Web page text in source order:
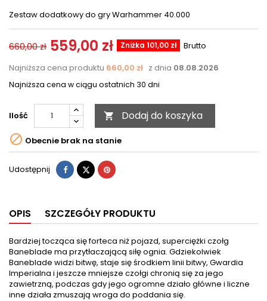
Zestaw dodatkowy do gry Warhammer 40.000
660,00 zł 559,00 zł Zniżka 101,00 zł
Brutto
Najniższa cena produktu 660,00 zł z dnia 08.08.2026
Najniższa cena w ciągu ostatnich 30 dni
Ilość  Dodaj do koszyka
 Obecnie brak na stanie
Udostępnij Udostępnij
TweetujPinterest
OPIS SZCZEGÓŁY PRODUKTU
Bardziej tocząca się forteca niż pojazd, superciężki czołg
Baneblade ma przytłaczającą siłę ognia. Gdziekolwiek
Baneblade widzi bitwę, staje się środkiem linii bitwy, Gwardia
Imperialna i jeszcze mniejsze czołgi chronią się za jego
zawietrzną, podczas gdy jego ogromne działo główne i liczne
inne działa zmuszają wroga do poddania się.